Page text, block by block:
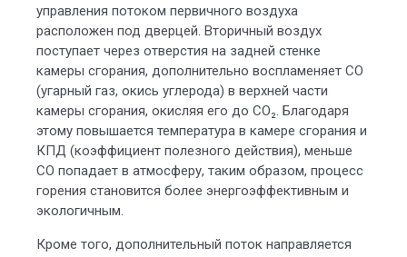
управления потоком первичного воздуха
расположен под дверцей. Вторичный воздух
поступает через отверстия на задней стенке
камеры сгорания, дополнительно воспламеняет СО
(угарный газ, окись углерода) в верхней части
камеры сгорания, окисляя его до CO₂. Благодаря
этому повышается температура в камере сгорания и
КПД (коэффициент полезного действия), меньше
СО попадает в атмосферу, таким образом, процесс
горения становится более энергоэффективным и
экологичным.
Кроме того, дополнительный поток направляется